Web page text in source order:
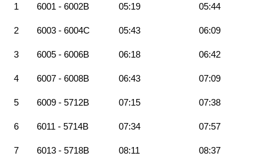
1 6001 - 6002B 05:19 05:44
2 6003 - 6004C 05:43 06:09
3 6005 - 6006B 06:18 06:42
4 6007 - 6008B 06:43 07:09
5 6009 - 5712B 07:15 07:38
6 6011 - 5714B 07:34 07:57
7 6013 - 5718B 08:11 08:37